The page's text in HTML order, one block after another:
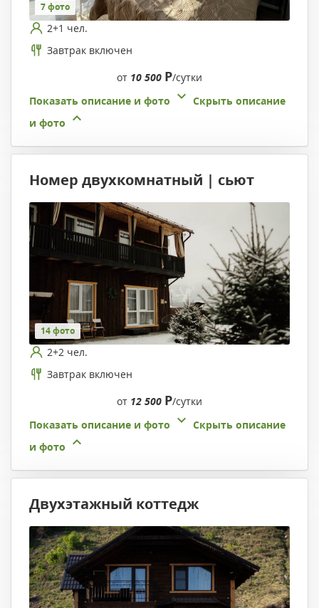
7 фото
2+1 чел.
Завтрак включен
от 10 500 Р/сутки
Показать описание и фото
Скрыть описание
и фото
Номер двухкомнатный | сьют
14 фото
2+2 чел.
Завтрак включен
от 12 500 Р/сутки
Показать описание и фото
Скрыть описание
и фото
Двухэтажный коттедж